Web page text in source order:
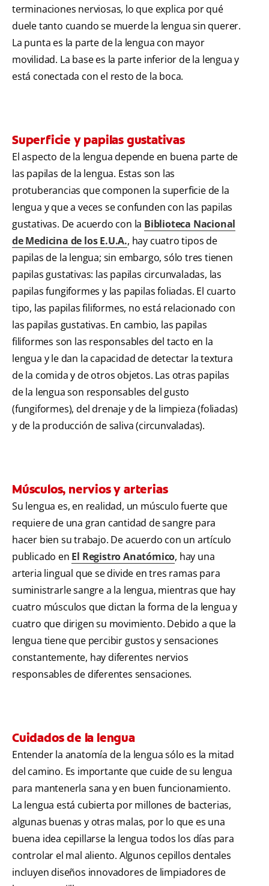
terminaciones nerviosas, lo que explica por qué
duele tanto cuando se muerde la lengua sin querer.
La punta es la parte de la lengua con mayor
movilidad. La base es la parte inferior de la lengua y
está conectada con el resto de la boca.
Superficie y papilas gustativas
El aspecto de la lengua depende en buena parte de
las papilas de la lengua. Estas son las
protuberancias que componen la superficie de la
lengua y que a veces se confunden con las papilas
gustativas. De acuerdo con la Biblioteca Nacional
de Medicina de los E.U.A., hay cuatro tipos de
papilas de la lengua; sin embargo, sólo tres tienen
papilas gustativas: las papilas circunvaladas, las
papilas fungiformes y las papilas foliadas. El cuarto
tipo, las papilas filiformes, no está relacionado con
las papilas gustativas. En cambio, las papilas
filiformes son las responsables del tacto en la
lengua y le dan la capacidad de detectar la textura
de la comida y de otros objetos. Las otras papilas
de la lengua son responsables del gusto
(fungiformes), del drenaje y de la limpieza (foliadas)
y de la producción de saliva (circunvaladas).
Músculos, nervios y arterias
Su lengua es, en realidad, un músculo fuerte que
requiere de una gran cantidad de sangre para
hacer bien su trabajo. De acuerdo con un artículo
publicado en El Registro Anatómico, hay una
arteria lingual que se divide en tres ramas para
suministrarle sangre a la lengua, mientras que hay
cuatro músculos que dictan la forma de la lengua y
cuatro que dirigen su movimiento. Debido a que la
lengua tiene que percibir gustos y sensaciones
constantemente, hay diferentes nervios
responsables de diferentes sensaciones.
Cuidados de la lengua
Entender la anatomía de la lengua sólo es la mitad
del camino. Es importante que cuide de su lengua
para mantenerla sana y en buen funcionamiento.
La lengua está cubierta por millones de bacterias,
algunas buenas y otras malas, por lo que es una
buena idea cepillarse la lengua todos los días para
controlar el mal aliento. Algunos cepillos dentales
incluyen diseños innovadores de limpiadores de